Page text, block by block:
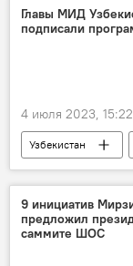
заявление
Главы МИД
подписали
4 июля 2023, 15:22
Узбекистан
МИД Узбекистана
9 инициатив
предложил
саммите ШОС